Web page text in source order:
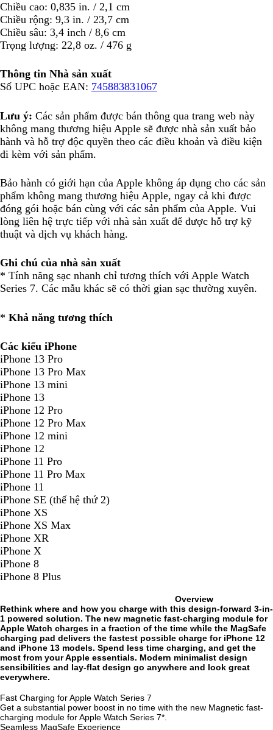
Chiều cao: 0,835 in. / 2,1 cm
Chiều rộng: 9,3 in. / 23,7 cm
Chiều sâu: 3,4 inch / 8,6 cm
Trọng lượng: 22,8 oz. / 476 g
Thông tin Nhà sản xuất
Số UPC hoặc EAN: 745883831067
Lưu ý: Các sản phẩm được bán thông qua trang web này
không mang thương hiệu Apple sẽ được nhà sản xuất bảo
hành và hỗ trợ độc quyền theo các điều khoản và điều kiện
đi kèm với sản phẩm.
Bảo hành có giới hạn của Apple không áp dụng cho các sản
phẩm không mang thương hiệu Apple, ngay cả khi được
đóng gói hoặc bán cùng với các sản phẩm của Apple. Vui
lòng liên hệ trực tiếp với nhà sản xuất để được hỗ trợ kỹ
thuật và dịch vụ khách hàng.
Ghi chú của nhà sản xuất
* Tính năng sạc nhanh chỉ tương thích với Apple Watch
Series 7. Các mẫu khác sẽ có thời gian sạc thường xuyên.
* Khả năng tương thích
Các kiểu iPhone
iPhone 13 Pro
iPhone 13 Pro Max
iPhone 13 mini
iPhone 13
iPhone 12 Pro
iPhone 12 Pro Max
iPhone 12 mini
iPhone 12
iPhone 11 Pro
iPhone 11 Pro Max
iPhone 11
iPhone SE (thế hệ thứ 2)
iPhone XS
iPhone XS Max
iPhone XR
iPhone X
iPhone 8
iPhone 8 Plus
Overview
Rethink where and how you charge with this design-forward 3-in-
1 powered solution. The new magnetic fast-charging module for
Apple Watch charges in a fraction of the time while the MagSafe
charging pad delivers the fastest possible charge for iPhone 12
and iPhone 13 models. Spend less time charging, and get the
most from your Apple essentials. Modern minimalist design
sensibilities and lay-flat design go anywhere and look great
everywhere.
Fast Charging for Apple Watch Series 7
Get a substantial power boost in no time with the new Magnetic fast-
charging module for Apple Watch Series 7*.
Seamless MagSafe Experience